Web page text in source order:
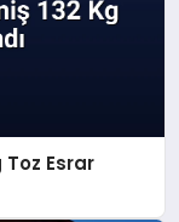
Toz Esrar